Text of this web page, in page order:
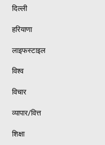
दिल्ली
हरियाणा
लाइफस्टाइल
विश्व
विचार
व्यापार/वित्त
शिक्षा